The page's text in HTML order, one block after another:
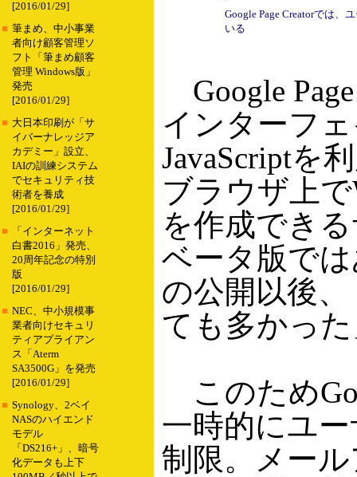
[2016/01/29]
■ 筆まめ、中小事業
者向け顧客管理ソ
フト「筆まめ顧客
管理 Windows版」
発売
[2016/01/29]
■ 大日本印刷が「サ
イバーナレッジア
カデミー」設立、
IAIの訓練システム
でセキュリティ技
術者を養成
[2016/01/29]
■
「インターネット
白書2016」発売、
20周年記念の特別
版
[2016/01/29]
■ NEC、中小規模事
業者向けセキュリ
ティアプライアン
ス「Aterm
SA3500G」を発売
[2016/01/29]
■ Synology、2ベイ
NASのハイエンド
モデル
「DS216+」、暗号
化データも上下
Google Page Creatorでは、
いる
Google
インターフ
JavaScriptを
ブラウザ上
を作成でき
ベータ版で
の公開以後
ても多かっ
このため
一時的にユ
制限。メー